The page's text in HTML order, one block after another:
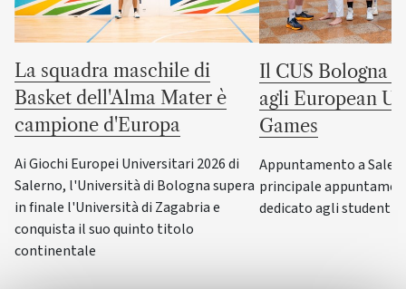
La squadra maschile di
Basket dell'Alma Mater è
campione d'Europa
Ai Giochi Europei Universitari 2026 di
Salerno, l'Università di Bologna supera
in finale l'Università di Zagabria e
conquista il suo quinto titolo
continentale
Il CUS Bologna
agli European
Games
Appuntamento a
principale
dedicato agli